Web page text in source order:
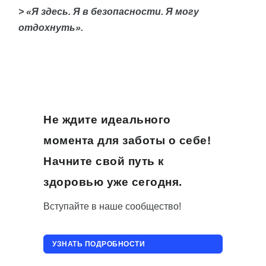
> «Я здесь. Я в безопасности. Я могу
отдохнуть».
Не ждите идеального
момента для заботы о себе!
Начните свой путь к
здоровью уже сегодня.
Вступайте в наше сообщество!
УЗНАТЬ ПОДРОБНОСТИ